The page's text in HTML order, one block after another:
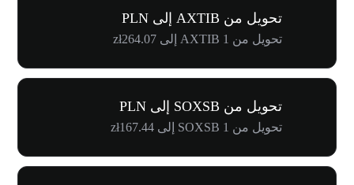
تحويل من AXTIB إلى PLN
تحويل من 1 AXTIB إلى zł264.07
تحويل من SOXSB إلى PLN
تحويل من 1 SOXSB إلى zł167.44